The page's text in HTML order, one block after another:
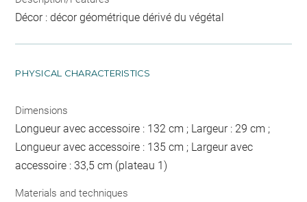
Décor : décor géométrique dérivé du végétal
PHYSICAL CHARACTERISTICS
Dimensions
Longueur avec accessoire : 132 cm ; Largeur : 29 cm ;
Longueur avec accessoire : 135 cm ; Largeur avec
accessoire : 33,5 cm (plateau 1)
Materials and techniques